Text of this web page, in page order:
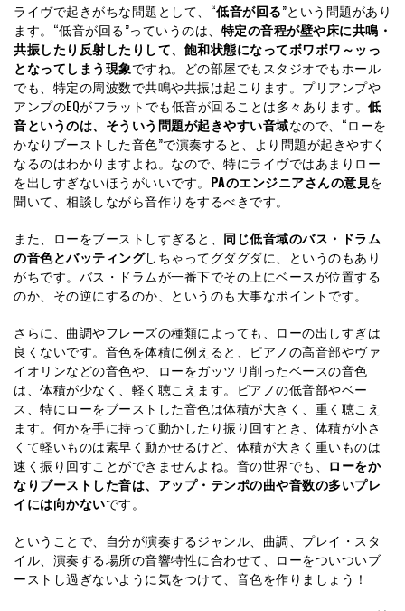
ライヴで起きがちな問題として、“低音が回る”という問題があり
ます。“低音が回る”っていうのは、 特定の音程が壁や床に共鳴・
共振したり反射したりして、飽和状態になってボワボワ～ッっ
となってしまう現象ですね。どの部屋でもスタジオでもホール
でも、特定の周波数で共鳴や共振は起こります。プリアンプや
アンプのEQがフラットでも低音が回ることは多々あります。 低
音というのは、そういう問題が起きやすい音域なので、“ローを
かなりブーストした音色”で演奏すると、より問題が起きやすく
なるのはわかりますよね。なので、特にライヴではあまりロー
を出しすぎないほうがいいです。 PAのエンジニアさんの意見を
聞いて、相談しながら音作りをするべきです。
また、ローをブーストしすぎると、 同じ低音域のバス・ドラム
の音色とバッティングしちゃってグダグダに、というのもあり
がちです。バス・ドラムが一番下でその上にベースが位置する
のか、その逆にするのか、というのも大事なポイントです。
さらに、曲調やフレーズの種類によっても、ローの出しすぎは
良くないです。音色を体積に例えると、ピアノの高音部やヴァ
イオリンなどの音色や、ローをガッツリ削ったベースの音色
は、体積が少なく、軽く聴こえます。ピアノの低音部やベー
ス、特にローをブーストした音色は体積が大きく、重く聴こえ
ます。何かを手に持って動かしたり振り回すとき、体積が小さ
くて軽いものは素早く動かせるけど、体積が大きく重いものは
速く振り回すことができませんよね。音の世界でも、 ローをか
なりブーストした音は、アップ・テンポの曲や音数の多いプレ
イには向かないです。
ということで、自分が演奏するジャンル、曲調、プレイ・スタ
イル、演奏する場所の音響特性に合わせて、ローをついついブ
ーストし過ぎないように気をつけて、音色を作りましょう！